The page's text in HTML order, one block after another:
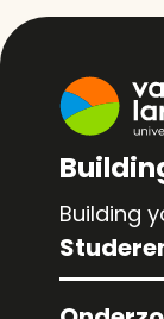
Building